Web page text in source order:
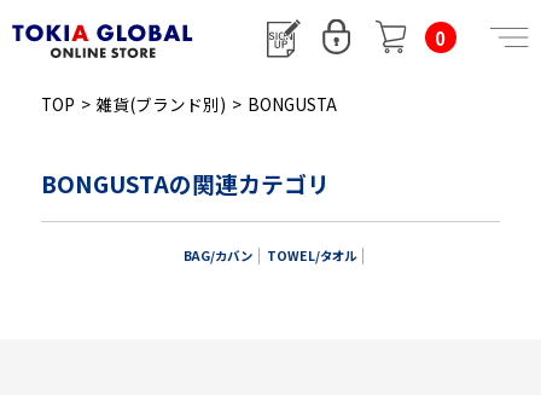
0
TOP > 雑貨(ブランド別) > BONGUSTA
BONGUSTAの関連カテゴリ
BAG/カバン TOWEL/タオル